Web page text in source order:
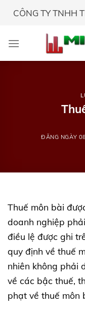
CÔNG TY TNHH
ĐĂNG NGÀY
Thuế môn bài
doanh nghiệp
điều lệ được ghi
quy định về thuế
nhiên không phải
về các bậc thuế,
phạt về thuế môn